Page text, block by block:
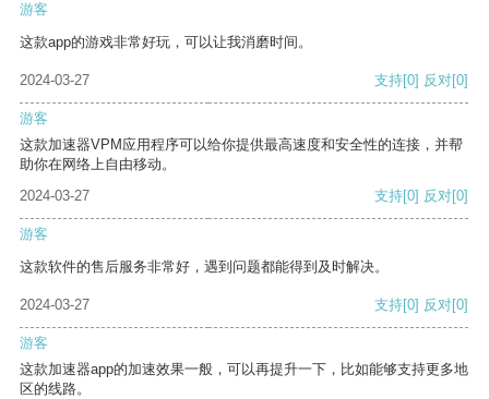
游客
这款app的游戏非常好玩，可以让我消磨时间。
2024-03-27 支持[0] 反对[0]
游客
这款加速器VPM应用程序可以给你提供最高速度和安全性的连接，并帮
助你在网络上自由移动。
2024-03-27
支持[0] 反对[0]
游客
这款软件的售后服务非常好，遇到问题都能得到及时解决。
2024-03-27 支持[0] 反对[0]
游客
这款加速器app的加速效果一般，可以再提升一下，比如能够支持更多地
区的线路。